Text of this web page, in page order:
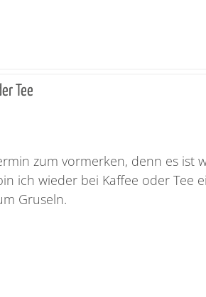
Tee
zum vormerken, denn es ist
ich wieder bei Kaffee oder Tee
Gruseln.